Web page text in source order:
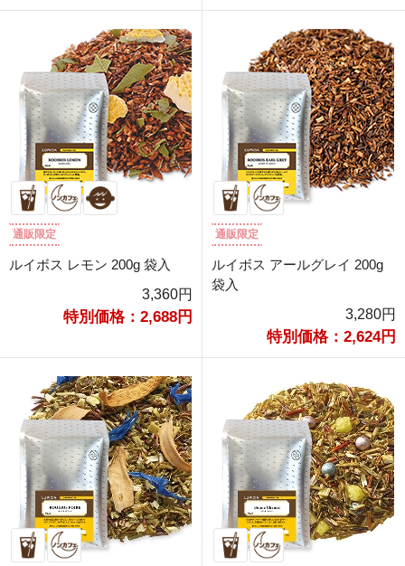
通販限定
ルイボス レモン 200g 袋入
3,360円
特別価格：2,688円
通販限定
ルイボス アールグレイ 200g
袋入
3,280円
特別価格：2,624円